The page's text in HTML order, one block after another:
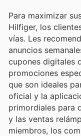
Para maximizar
Hilfiger, los
vías. Les
anuncios
cupones digitales
promociones
que son ideales
oficial y la
primordiales para
y las ventas
miembros, los